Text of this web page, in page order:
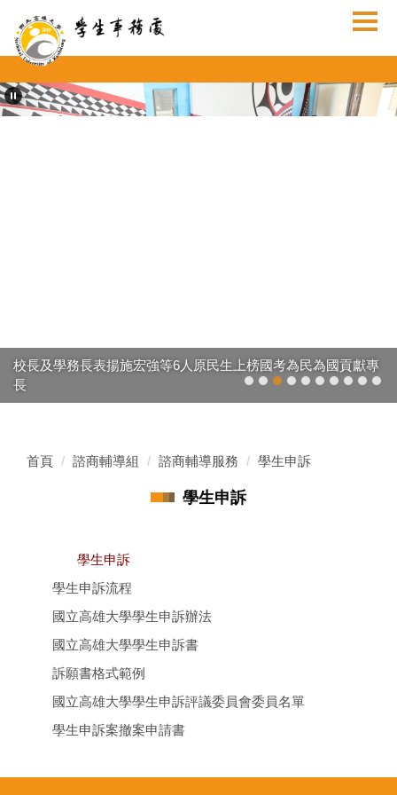
到
主
內
容
校長及學務長表揚施宏強等6人原民生上榜國考為民為國貢獻專
長
首頁 諮商輔導組 諮商輔導服務 學生申訴
學生申訴
學生申訴
學生申訴流程
國立高雄大學學生申訴辦法
國立高雄大學學生申訴書
訴願書格式範例
國立高雄大學學生申訴評議委員會委員名單
學生申訴案撤案申請書